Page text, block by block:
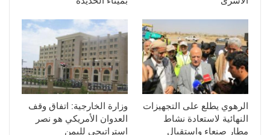
الرهوي يطلع على التجهيزات
النهائية لاستعادة نشاط
مطار صنعاء واستقبال
وزارة الخارجية: اتفاق وقف
العدوان الأمريكي هو نصر
استراتيجي لليمن